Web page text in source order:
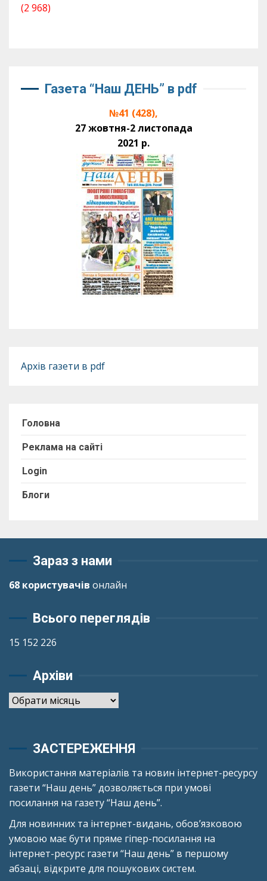
(2 968)
Газета “Наш ДЕНЬ” в pdf
№41 (428),
27 жовтня-2 листопада
2021 р.
Архів газети в pdf
Головна
Реклама на сайті
Login
Блоги
Зараз з нами
68 користувачів онлайн
Всього переглядів
15 152 226
Архіви
Архіви
ЗАСТЕРЕЖЕННЯ
Використання матеріалів та новин інтернет-ресурсу
газети “Наш день” дозволяється при умові
посилання на газету “Наш день”.
Для новинних та інтернет-видань, обов’язковою
умовою має бути пряме гіпер-посилання на
інтернет-ресурс газети “Наш день” в першому
абзаці, відкрите для пошукових систем.